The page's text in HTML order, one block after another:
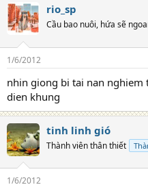
rio_sp
Cầu bao nuôi, hứa sẽ
1/6/2012
nhin giong bi tai nan nghiem
dien khung
tinh linh gió
Thành viên thân thiết
1/6/2012